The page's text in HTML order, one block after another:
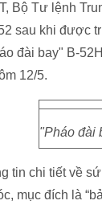
Bộ Tư lệnh
sau khi được
đài bay" B-
12/5.
"Pháo đài
tin chi tiết về
mục đích là